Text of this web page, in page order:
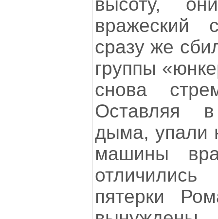
вражеский
сразу же
группы
снова
Оставляя
дыма, упали
машины
пятерки